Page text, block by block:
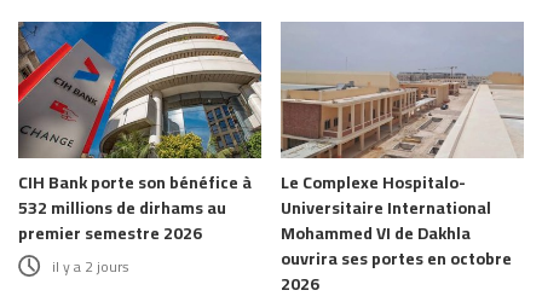
CIH Bank porte son bénéfice à
532 millions de dirhams au
premier semestre 2026
il y a 2 jours
Le Complexe Hospitalo-
Universitaire International
Mohammed VI de Dakhla
ouvrira ses portes en octobre
2026